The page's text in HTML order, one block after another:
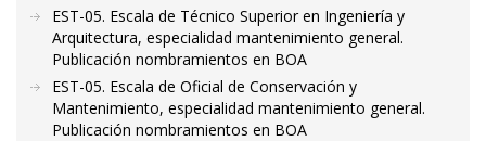
EST-05. Escala de Técnico Superior en Ingeniería y
Arquitectura, especialidad mantenimiento general.
Publicación nombramientos en BOA
EST-05. Escala de Oficial de Conservación y
Mantenimiento, especialidad mantenimiento general.
Publicación nombramientos en BOA